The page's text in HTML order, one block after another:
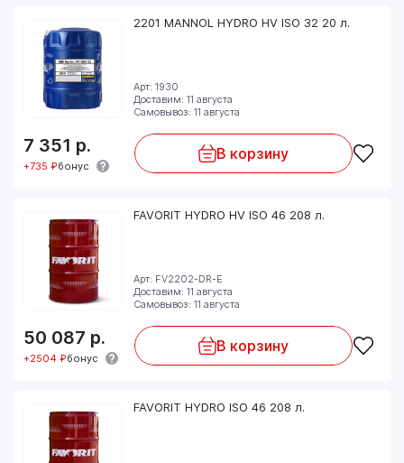
2201 MANNOL HYDRO HV ISO 32 20 л.
Арт: 1930
Доставим: 11 августа
Самовывоз: 11 августа
7 351 р.
+735 ₽бонус
В корзину
FAVORIT HYDRO HV ISO 46 208 л.
Арт: FV2202-DR-E
Доставим: 11 августа
Самовывоз: 11 августа
50 087 р.
+2504 ₽бонус
В корзину
FAVORIT HYDRO ISO 46 208 л.